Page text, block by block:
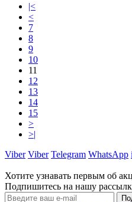
|<
<
7
8
9
10
11
12
13
14
15
>
>|
Viber Viber Telegram WhatsApp
Хотите узнавать первым об
Подпишитесь на нашу